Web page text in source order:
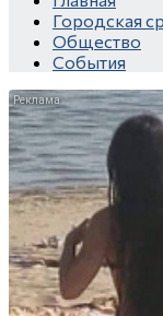
Городская
Общество
События